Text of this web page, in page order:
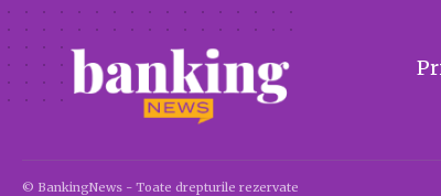
© BankingNews - Toate drepturile rezervate